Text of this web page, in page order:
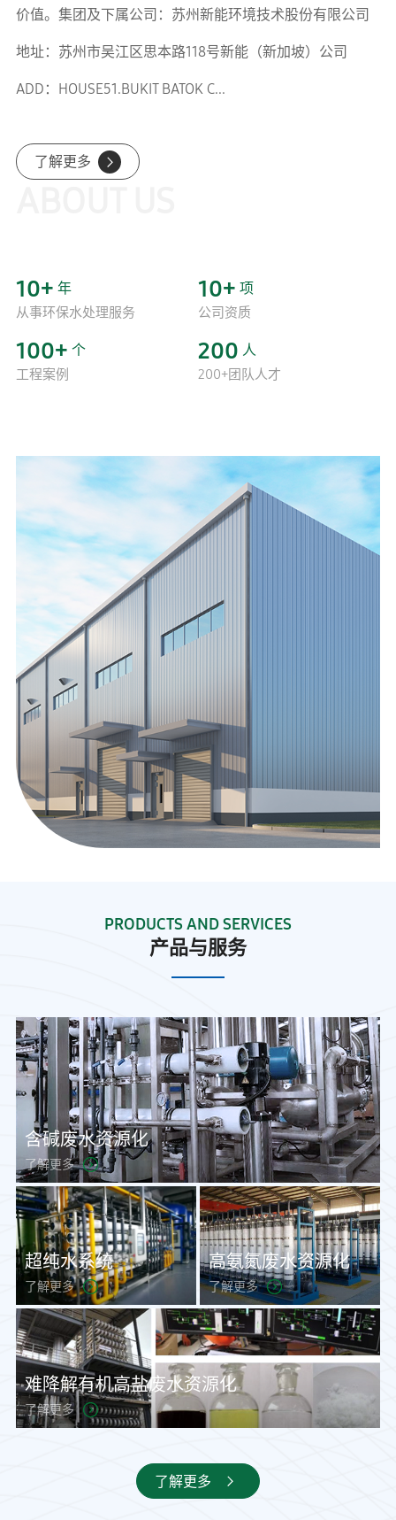
价值。集团及下属公司：苏州新能环境技术股份有限公司
地址：苏州市吴江区思本路118号新能（新加坡）公司
ADD：HOUSE51.BUKIT BATOK C...
了解更多
10+ 年
从事环保水处理服务
10+ 项
公司资质
100+ 个
工程案例
200 人
200+团队人才
PRODUCTS AND SERVICES
产品与服务
含碱废水资源化
了解更多
超纯水系统
了解更多
高氨氮废水资源化
了解更多
难降解有机高盐废水资源化
了解更多
了解更多